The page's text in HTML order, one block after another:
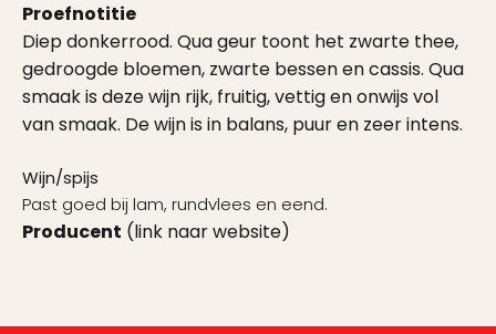
Proefnotitie
Diep donkerrood. Qua geur toont het zwarte thee,
gedroogde bloemen, zwarte bessen en cassis. Qua
smaak is deze wijn rijk, fruitig, vettig en onwijs vol
van smaak. De wijn is in balans, puur en zeer intens.
Wijn/spijs
Past goed bij lam, rundvlees en eend.
Producent (link naar website)